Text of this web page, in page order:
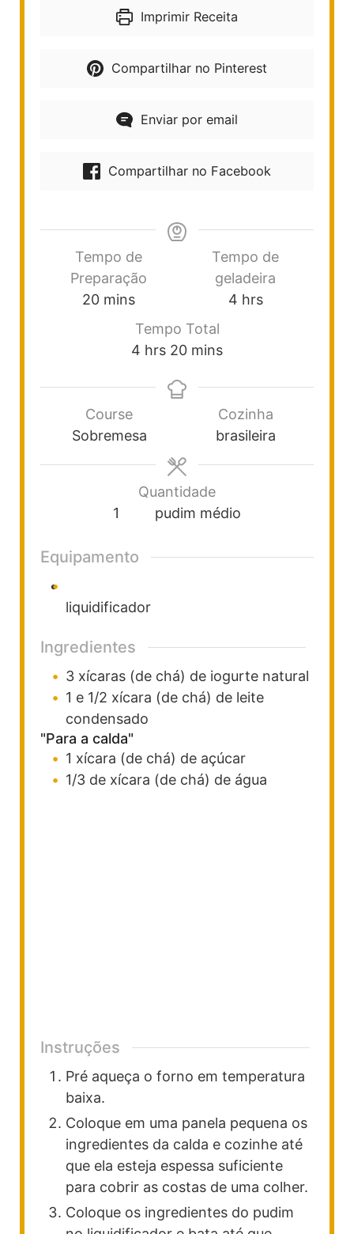
Imprimir Receita
Compartilhar no Pinterest
Enviar por email
Compartilhar no Facebook
Tempo de
Preparação
20 mins
Tempo de
geladeira
4 hrs
Tempo Total
4 hrs 20 mins
Course
Sobremesa
Cozinha
brasileira
Quantidade
1
pudim médio
Equipamento
liquidificador
Ingredientes
3 xícaras (de chá) de iogurte natural
1 e 1/2 xícara (de chá) de leite
condensado
"Para a calda"
1 xícara (de chá) de açúcar
1/3 de xícara (de chá) de água
Instruções
Pré aqueça o forno em temperatura
baixa.
Coloque em uma panela pequena os
ingredientes da calda e cozinhe até
que ela esteja espessa suficiente
para cobrir as costas de uma colher.
Coloque os ingredientes do pudim